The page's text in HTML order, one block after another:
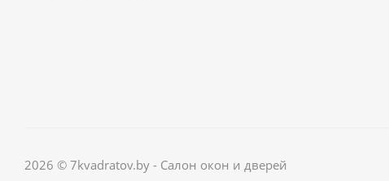
2026 © 7kvadratov.by - Салон окон и дверей